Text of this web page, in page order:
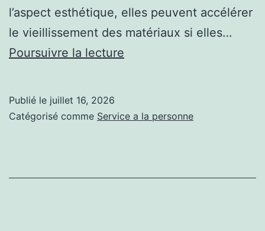
l’aspect esthétique, elles peuvent accélérer
le vieillissement des matériaux si elles…
Poursuivre la lecture
traces
Publié le juillet 16, 2026
Catégorisé comme Service a la personne